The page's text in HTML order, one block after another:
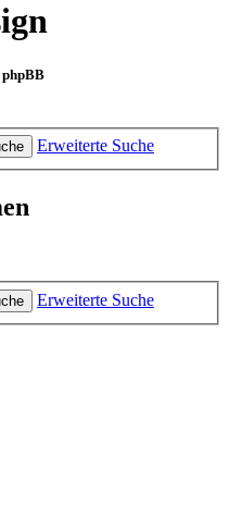
phpBB
Erweiterte Suche
Erweiterte Suche